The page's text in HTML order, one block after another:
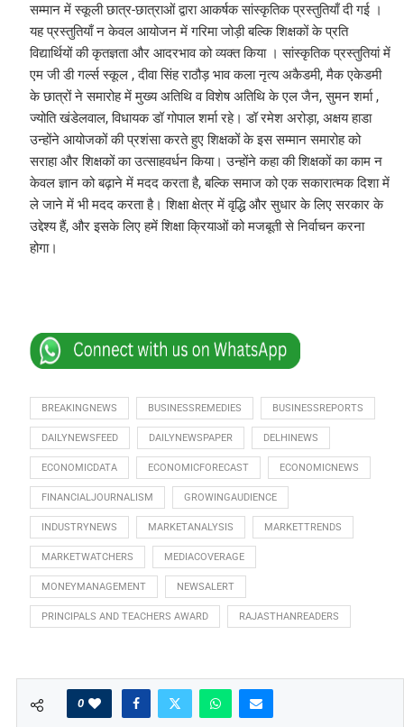
सम्मान में स्कूली छात्र-छात्राओं द्वारा आकर्षक सांस्कृतिक प्रस्तुतियाँ दी गई ।
यह प्रस्तुतियाँ न केवल आयोजन में गरिमा जोड़ी बल्कि शिक्षकों के प्रति
विद्यार्थियों की कृतज्ञता और आदरभाव को व्यक्त किया । सांस्कृतिक प्रस्तुतियां में
एम जी डी गर्ल्स स्कूल , दीवा सिंह राठौड़ भाव कला नृत्य अकैडमी, मैक एकेडमी
के छात्रों ने समारोह में मुख्य अतिथि व विशेष अतिथि के एल जैन, सुमन शर्मा ,
ज्योति खंडेलवाल, विधायक डॉ गोपाल शर्मा रहे। डॉ रमेश अरोड़ा, अक्षय हाडा
उन्होंने आयोजकों की प्रशंसा करते हुए शिक्षकों के इस सम्मान समारोह को
सराहा और शिक्षकों का उत्साहवर्धन किया। उन्होंने कहा की शिक्षकों का काम न
केवल ज्ञान को बढ़ाने में मदद करता है, बल्कि समाज को एक सकारात्मक दिशा में
ले जाने में भी मदद करता है। शिक्षा क्षेत्र में वृद्धि और सुधार के लिए सरकार के
उद्देश्य हैं, और इसके लिए हमें शिक्षा क्रियाओं को मजबूती से निर्वाचन करना
होगा।
BREAKINGNEWS BUSINESSREMEDIES BUSINESSREPORTS
DAILYNEWSFEED DAILYNEWSPAPER DELHINEWS
ECONOMICDATA ECONOMICFORECAST ECONOMICNEWS
FINANCIALJOURNALISM GROWINGAUDIENCE
INDUSTRYNEWS MARKETANALYSIS MARKETTRENDS
MARKETWATCHERS MEDIACOVERAGE
MONEYMANAGEMENT NEWSALERT
PRINCIPALS AND TEACHERS AWARD RAJASTHANREADERS
0